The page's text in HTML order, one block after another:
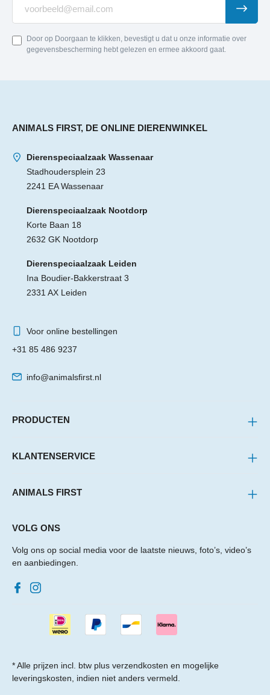
Door op Doorgaan te klikken, bevestigt u dat u onze informatie over
gegevensbescherming hebt gelezen en ermee akkoord gaat.
ANIMALS FIRST, DE ONLINE DIERENWINKEL
Dierenspeciaalzaak Wassenaar
Stadhoudersplein 23
2241 EA Wassenaar
Dierenspeciaalzaak Nootdorp
Korte Baan 18
2632 GK Nootdorp
Dierenspeciaalzaak Leiden
Ina Boudier-Bakkerstraat 3
2331 AX Leiden
Voor online bestellingen
+31 85 486 9237
info@animalsfirst.nl
PRODUCTEN
KLANTENSERVICE
ANIMALS FIRST
VOLG ONS
Volg ons op social media voor de laatste nieuws, foto’s, video’s
en aanbiedingen.
* Alle prijzen incl. btw plus verzendkosten en mogelijke
leveringskosten, indien niet anders vermeld.